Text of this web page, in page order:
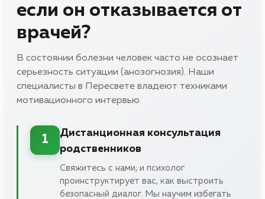
если он отказывается от
врачей?
В состоянии болезни человек часто не осознает
серьезность ситуации (анозогнозия). Наши
специалисты в Пересвете владеют техниками
мотивационного интервью.
1
Дистанционная консультация
родственников
Свяжитесь с нами, и психолог
проинструктирует вас, как выстроить
безопасный диалог. Мы научим избегать